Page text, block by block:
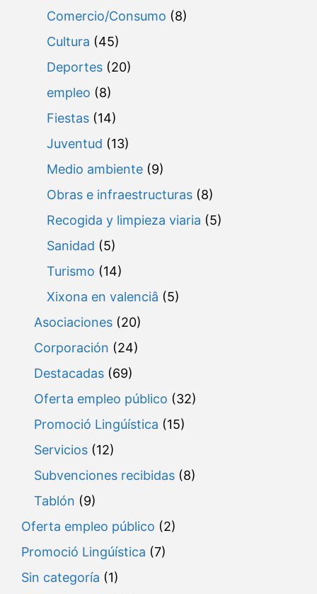
Comercio/Consumo (8)
Cultura (45)
Deportes (20)
empleo (8)
Fiestas (14)
Juventud (13)
Medio ambiente (9)
Obras e infraestructuras (8)
Recogida y limpieza viaria (5)
Sanidad (5)
Turismo (14)
Xixona en valenciâ (5)
Asociaciones (20)
Corporación (24)
Destacadas (69)
Oferta empleo público (32)
Promoció Lingúística (15)
Servicios (12)
Subvenciones recibidas (8)
Tablón (9)
Oferta empleo público (2)
Promoció Lingúística (7)
Sin categoría (1)